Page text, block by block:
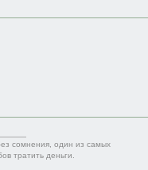
сомнения, один из самых
тратить деньги.